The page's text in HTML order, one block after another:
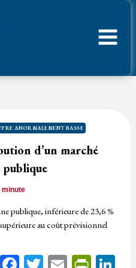
ANORMALEMENT BASSE
d’un marché
minute
publique, inférieure de 23,6 %
au coût prévisionnel